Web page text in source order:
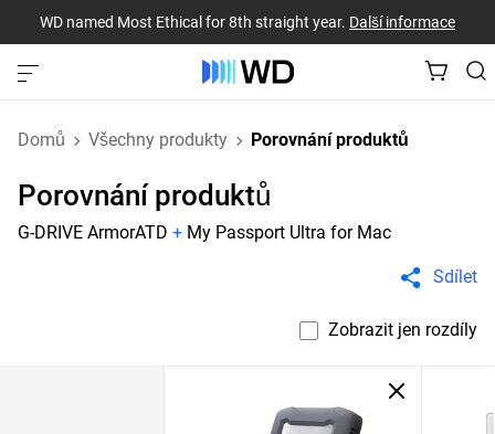
WD named Most Ethical for 8th straight year. Další informace
Domů Všechny produkty Porovnání produktů
Porovnání produktů
G-DRIVE ArmorATD + My Passport Ultra for Mac
Sdílet
Zobrazit jen rozdíly